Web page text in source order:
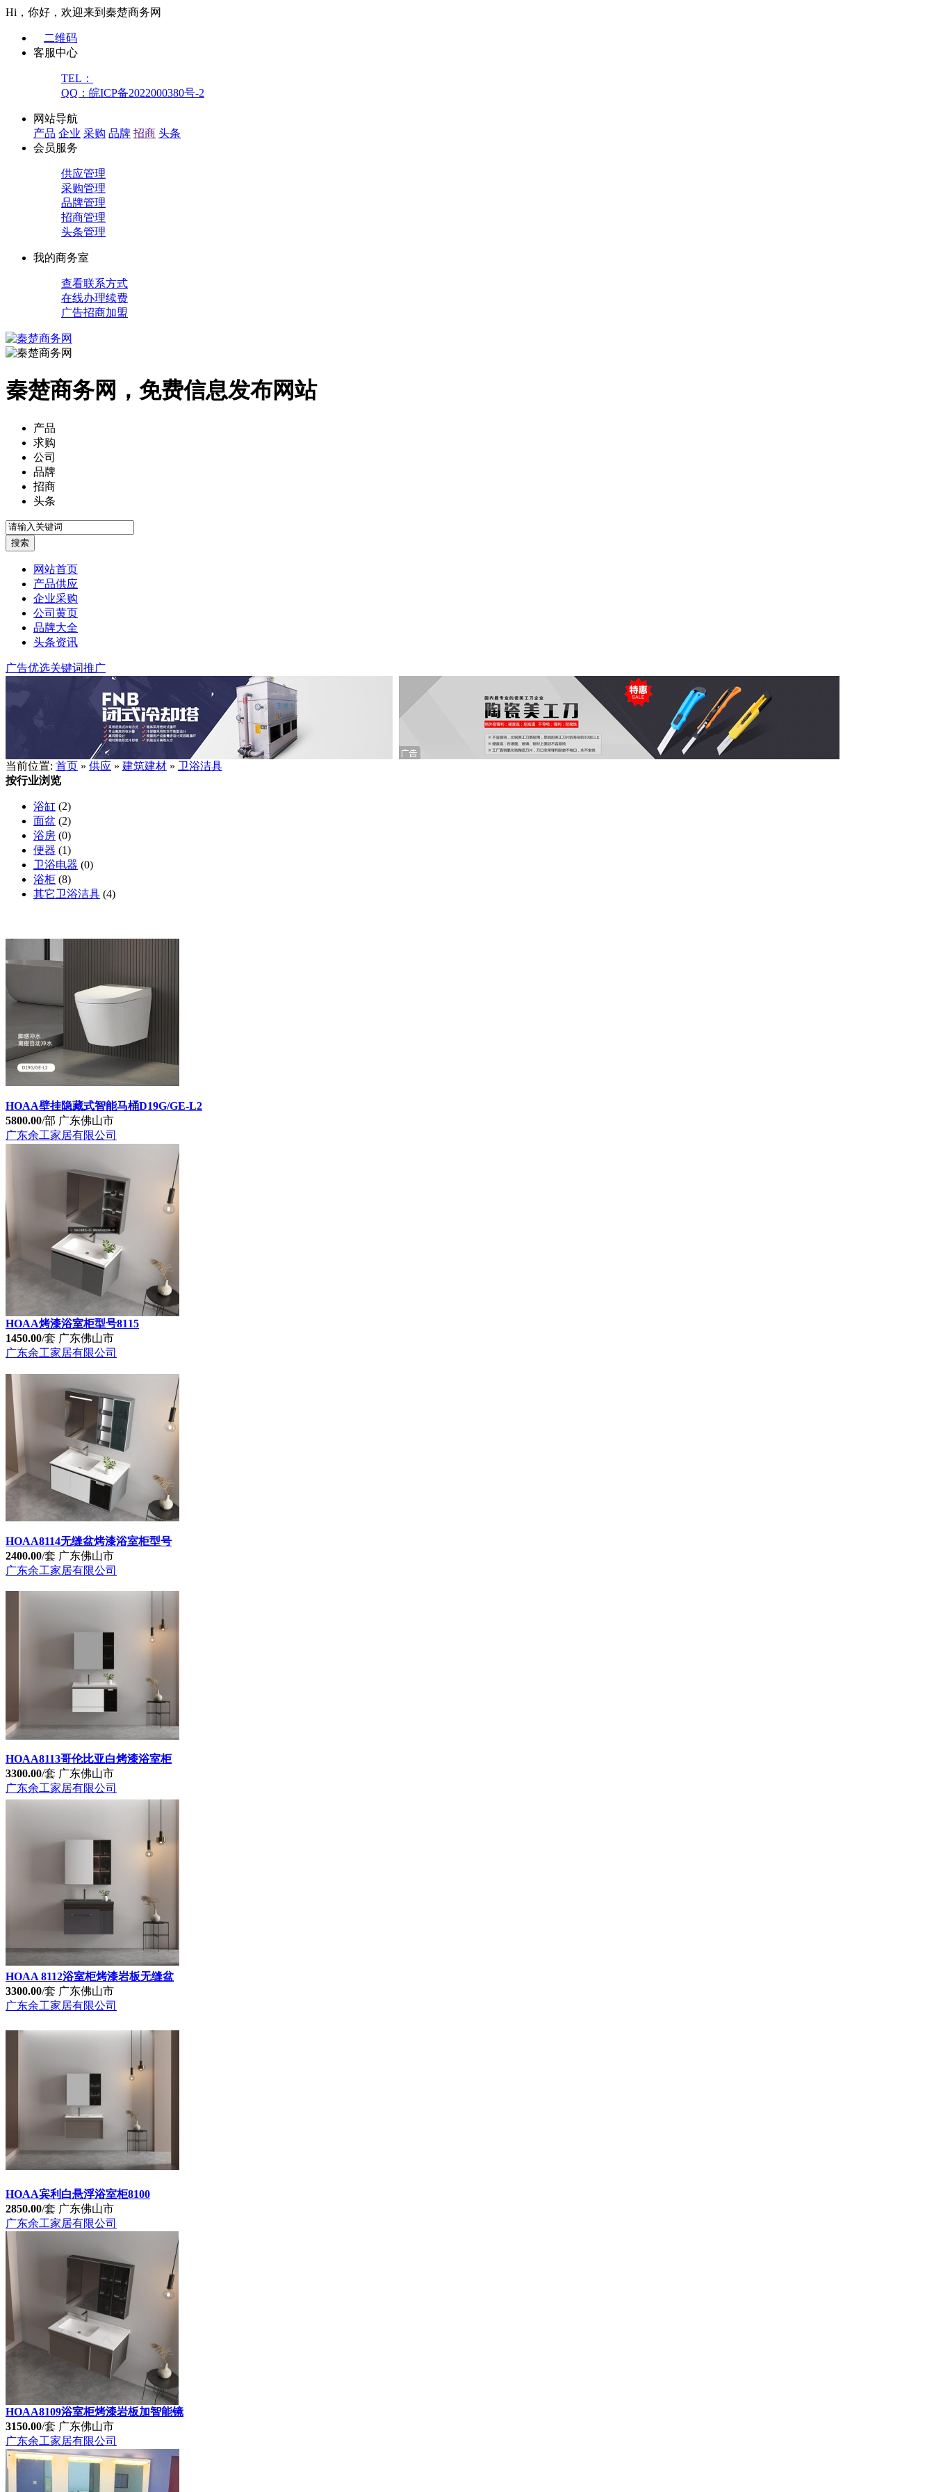
Hi，你好，欢迎来到秦楚商务网
二维码
客服中心
TEL：
QQ：皖ICP备2022000380号-2
网站导航
产品 企业 采购 品牌 招商 头条
会员服务
供应管理
采购管理
品牌管理
招商管理
头条管理
我的商务室
查看联系方式
在线办理续费
广告招商加盟
秦楚商务网，免费信息发布网站
产品
求购
公司
品牌
招商
头条
网站首页
产品供应
企业采购
公司黄页
品牌大全
头条资讯
广告优选关键词推广
当前位置: 首页 » 供应 » 建筑建材 » 卫浴洁具
按行业浏览
浴缸 (2)
面盆 (2)
浴房 (0)
便器 (1)
卫浴电器 (0)
浴柜 (8)
其它卫浴洁具 (4)
HOAA壁挂隐藏式智能马桶D19G/GE-L2
5800.00/部 广东佛山市
广东余工家居有限公司
HOAA烤漆浴室柜型号8115
1450.00/套 广东佛山市
广东余工家居有限公司
HOAA8114无缝盆烤漆浴室柜型号
2400.00/套 广东佛山市
广东余工家居有限公司
HOAA8113哥伦比亚白烤漆浴室柜
3300.00/套 广东佛山市
广东余工家居有限公司
HOAA 8112浴室柜烤漆岩板无缝盆
3300.00/套 广东佛山市
广东余工家居有限公司
HOAA宾利白悬浮浴室柜8100
2850.00/套 广东佛山市
广东余工家居有限公司
HOAA8109浴室柜烤漆岩板加智能镜
3150.00/套 广东佛山市
广东余工家居有限公司